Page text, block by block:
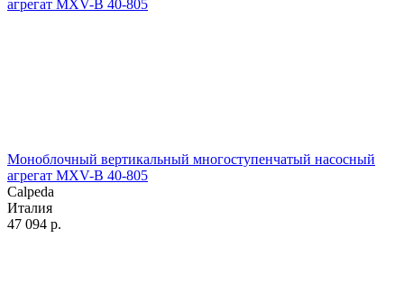
Моноблочный вертикальный многоступенчатый насосный
агрегат MXV-B 40-805
Calpeda
Италия
47 094 р.